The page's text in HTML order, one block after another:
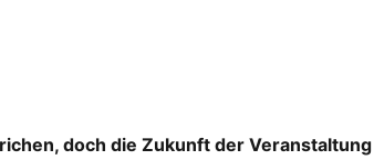
doch die Zukunft der